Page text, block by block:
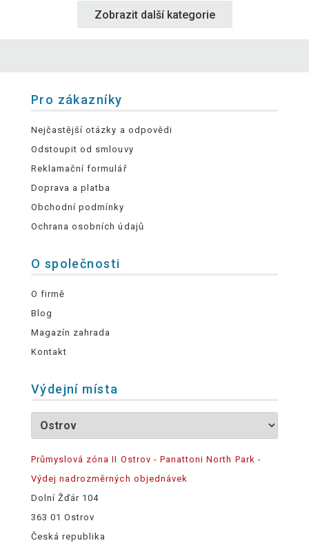
Zobrazit další kategorie
Pro zákazníky
Nejčastější otázky a odpovědi
Odstoupit od smlouvy
Reklamační formulář
Doprava a platba
Obchodní podmínky
Ochrana osobních údajů
O společnosti
O firmě
Blog
Magazín zahrada
Kontakt
Výdejní místa
Průmyslová zóna II Ostrov - Panattoni North Park -
Výdej nadrozměrných objednávek
Dolní Žďár 104
363 01 Ostrov
Česká republika